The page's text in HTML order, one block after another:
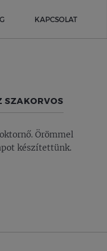
KAPCSOLAT
SZAKORVOS
Örömmel
készítettünk.